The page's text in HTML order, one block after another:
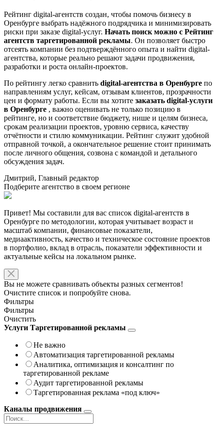
Рейтинг digital-агентств создан, чтобы помочь бизнесу в
Оренбурге выбрать надёжного подрядчика и минимизировать
риски при заказе digital-услуг. Начать поиск можно с Рейтинг
агентств таргетированной рекламы. Он позволяет быстро
отсеять компании без подтверждённого опыта и найти digital-
агентства, которые реально решают задачи продвижения,
разработки и роста онлайн-проектов.
По рейтингу легко сравнить digital-агентства в Оренбурге по
направлениям услуг, кейсам, отзывам клиентов, прозрачности
цен и формату работы. Если вы хотите заказать digital-услуги
в Оренбурге , важно оценивать не только позицию в
рейтинге, но и соответствие бюджету, нише и целям бизнеса,
срокам реализации проектов, уровню сервиса, качеству
отчётности и стилю коммуникации. Рейтинг служит удобной
отправной точкой, а окончательное решение стоит принимать
после личного общения, созвона с командой и детального
обсуждения задач.
Дмитрий, Главный редактор
Подберите агентство в своем регионе
Привет! Мы составили для вас список digital-агентств в
Оренбурге по методологии, которая учитывает возраст и
масштаб компании, финансовые показатели,
медиаактивность, качество и техническое состояние проектов
в портфолио, вклад в отрасль, показатели эффективности и
актуальные кейсы на локальном рынке.
Вы не можете сравнивать объекты разных сегментов!
Очистите список и попробуйте снова.
Фильтры
Фильтры
Очистить
Услуги Таргетированной рекламы
Не важно
Автоматизация таргетированной рекламы
Аналитика, оптимизация и консалтинг по
таргетированной рекламе
Аудит таргетированной рекламы
Таргетированная реклама «под ключ»
Каналы продвижения